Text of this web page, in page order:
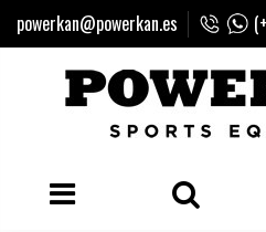
powerkan@powerkan.es